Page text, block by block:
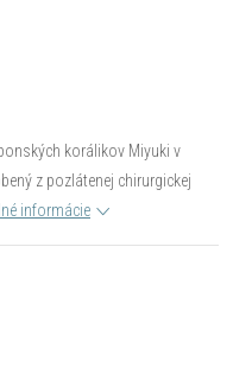
korálikov Miyuki v
z pozlátenej chirurgickej
informácie